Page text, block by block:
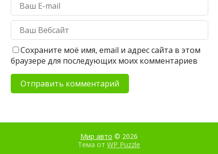
Сохраните моё имя, email и адрес сайта в этом
браузере для последующих моих комментариев
Мир авто © 2026
Тема от WP Puzzle